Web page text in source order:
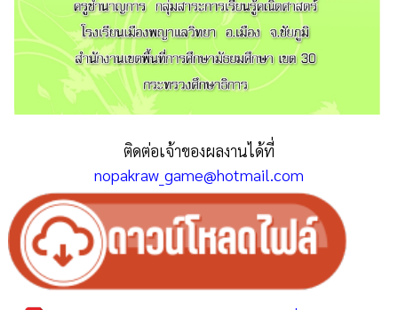
ติดต่อเจ้าของผลงานได้ที่
nopakraw_game@hotmail.com